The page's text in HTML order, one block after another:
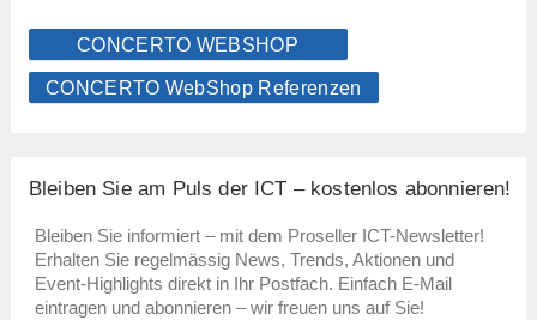
CONCERTO WEBSHOP
CONCERTO WebShop Referenzen
Bleiben Sie am Puls der ICT – kostenlos abonnieren!
Bleiben Sie informiert – mit dem Proseller ICT-Newsletter!
Erhalten Sie regelmässig News, Trends, Aktionen und
Event-Highlights direkt in Ihr Postfach. Einfach E-Mail
eintragen und abonnieren – wir freuen uns auf Sie!